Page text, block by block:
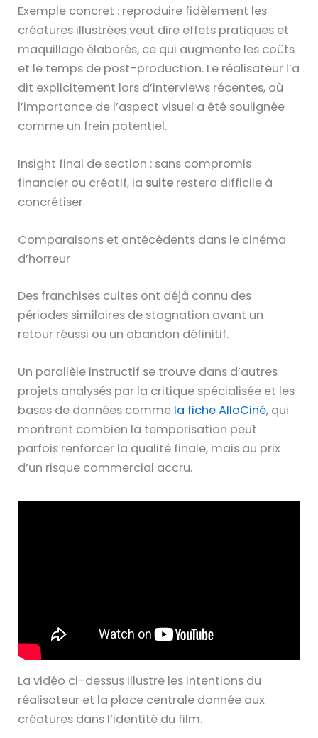
Exemple concret : reproduire fidèlement les
créatures illustrées veut dire effets pratiques et
maquillage élaborés, ce qui augmente les coûts
et le temps de post-production. Le réalisateur l’a
dit explicitement lors d’interviews récentes, où
l’importance de l’aspect visuel a été soulignée
comme un frein potentiel.
Insight final de section : sans compromis
financier ou créatif, la suite restera difficile à
concrétiser.
Comparaisons et antécédents dans le cinéma
d’horreur
Des franchises cultes ont déjà connu des
périodes similaires de stagnation avant un
retour réussi ou un abandon définitif.
Un parallèle instructif se trouve dans d’autres
projets analysés par la critique spécialisée et les
bases de données comme la fiche AlloCiné, qui
montrent combien la temporisation peut
parfois renforcer la qualité finale, mais au prix
d’un risque commercial accru.
La vidéo ci-dessus illustre les intentions du
réalisateur et la place centrale donnée aux
créatures dans l’identité du film.